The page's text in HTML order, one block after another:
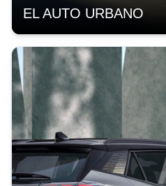
EL AUTO URBANO